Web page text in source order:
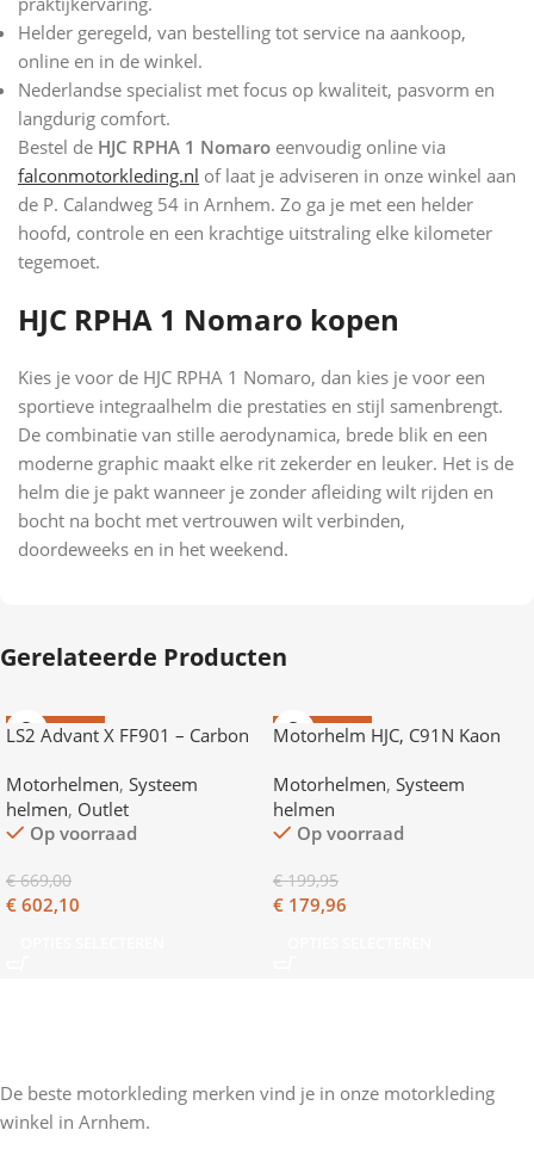
Helder geregeld, van bestelling tot service na aankoop,
online en in de winkel.
Nederlandse specialist met focus op kwaliteit, pasvorm en
langdurig comfort.
Bestel de HJC RPHA 1 Nomaro eenvoudig online via
falconmotorkleding.nl of laat je adviseren in onze winkel aan
de P. Calandweg 54 in Arnhem. Zo ga je met een helder
hoofd, controle en een krachtige uitstraling elke kilometer
tegemoet.
HJC RPHA 1 Nomaro kopen
Kies je voor de HJC RPHA 1 Nomaro, dan kies je voor een
sportieve integraalhelm die prestaties en stijl samenbrengt.
De combinatie van stille aerodynamica, brede blik en een
moderne graphic maakt elke rit zekerder en leuker. Het is de
helm die je pakt wanneer je zonder afleiding wilt rijden en
bocht na bocht met vertrouwen wilt verbinden,
doordeweeks en in het weekend.
Gerelateerde Producten
AANBIEDING
LS2 Advant X FF901 – Carbon
Motorhelmen, Systeem
helmen, Outlet
Op voorraad
€669,00
€ 602,10
AANBIEDING
Motorhelm HJC, C91N Kaon
Motorhelmen, Systeem
helmen
Op voorraad
€199,95
€ 179,96
De beste motorkleding merken vind je in onze motorkleding
winkel in Arnhem.